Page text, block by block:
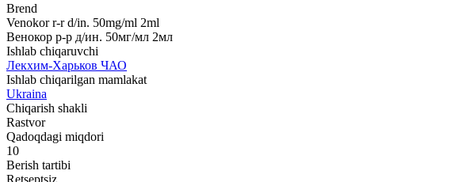
Brend
Venokor r-r d/in. 50mg/ml 2ml
Венокор р-р д/ин. 50мг/мл 2мл
Ishlab chiqaruvchi
Лекхим-Харьков ЧАО
Ishlab chiqarilgan mamlakat
Ukraina
Chiqarish shakli
Rastvor
Qadoqdagi miqdori
10
Berish tartibi
Retseptsiz